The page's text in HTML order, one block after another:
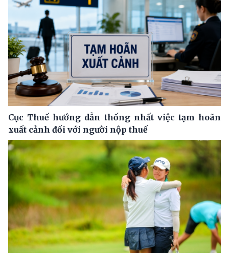
Cục Thuế hướng dẫn thống nhất việc tạm hoãn
xuất cảnh đối với người nộp thuế